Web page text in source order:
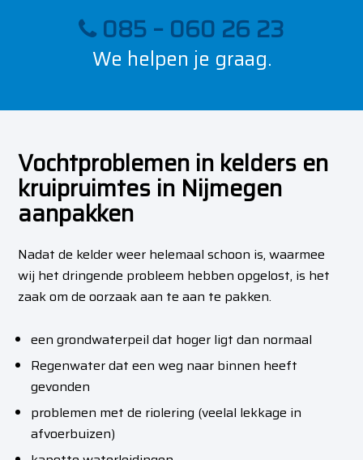
085 – 060 26 23
We helpen je graag.
Vochtproblemen in kelders en
kruipruimtes in Nijmegen
aanpakken
Nadat de kelder weer helemaal schoon is, waarmee
wij het dringende probleem hebben opgelost, is het
zaak om de oorzaak aan te aan te pakken.
een grondwaterpeil dat hoger ligt dan normaal
Regenwater dat een weg naar binnen heeft
gevonden
problemen met de riolering (veelal lekkage in
afvoerbuizen)